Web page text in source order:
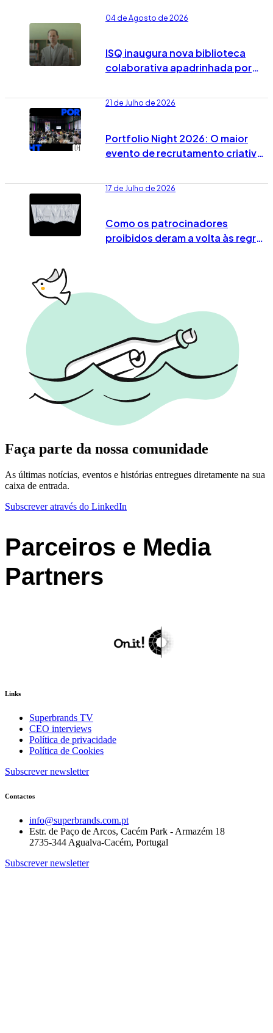
04 de Agosto de 2026
ISQ inaugura nova biblioteca
colaborativa apadrinhada por
21 de Julho de 2026
Portfolio Night 2026: O maior
evento de recrutamento criativo
17 de Julho de 2026
Como os patrocinadores
proibidos deram a volta às regras
Faça parte da nossa comunidade
As últimas notícias, eventos e histórias entregues diretamente na sua
caixa de entrada.
Subscrever através do LinkedIn
Parceiros e Media
Partners
Links
Superbrands TV
CEO interviews
Política de privacidade
Política de Cookies
Subscrever newsletter
Contactos
info@superbrands.com.pt
Estr. de Paço de Arcos, Cacém Park - Armazém 18
2735-344 Agualva-Cacém, Portugal
Subscrever newsletter